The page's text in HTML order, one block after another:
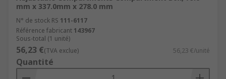
mm x 337.0mm x 278.0 mm
N° de stock RS 111-6117
Référence fabricant 143967
Sous-total (1 unité)
56,23 €(TVA exclue) 56,23 €/unité
Quantité